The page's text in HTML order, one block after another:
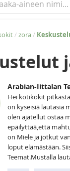
/ zora/
Arabian-Iittalan
Hei kotikokit
on kyseisiä lautasia
olen ajatellut ostaa
epäilyttää,että
on Miele ja jotkut
loput elämästään.
Teemat.Mustalla